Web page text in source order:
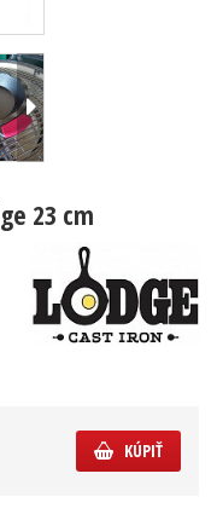
23 cm
KÚPIŤ